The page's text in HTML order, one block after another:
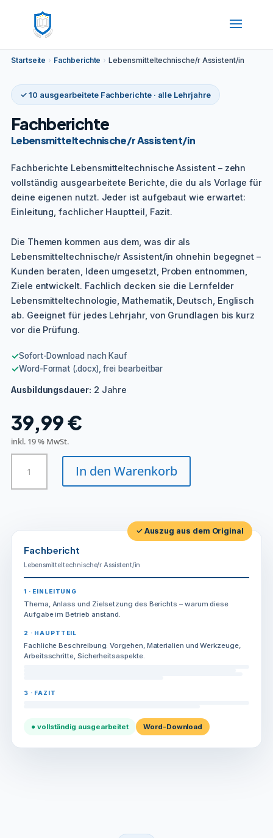
Startseite › Fachberichte › Lebensmitteltechnische/r Assistent/in
✓ 10 ausgearbeitete Fachberichte · alle Lehrjahre
Fachberichte
Lebensmitteltechnische/r Assistent/in
Fachberichte Lebensmitteltechnische Assistent – zehn
vollständig ausgearbeitete Berichte, die du als Vorlage für
deine eigenen nutzt. Jeder ist aufgebaut wie erwartet:
Einleitung, fachlicher Hauptteil, Fazit.
Die Themen kommen aus dem, was dir als
Lebensmitteltechnische/r Assistent/in ohnehin begegnet –
Kunden beraten, Ideen umgesetzt, Proben entnommen,
Ziele entwickelt. Fachlich decken sie die Lernfelder
Lebensmitteltechnologie, Mathematik, Deutsch, Englisch
ab. Geeignet für jedes Lehrjahr, von Grundlagen bis kurz
vor die Prüfung.
✓Sofort-Download nach Kauf
✓Word-Format (.docx), frei bearbeitbar
Ausbildungsdauer: 2 Jahre
39,99€
inkl. 19 % MwSt.
Lebensmitteltechnische/r
Assistent/in
Menge
In den Warenkorb
✓ Auszug aus dem Original
Fachbericht
Lebensmitteltechnische/r Assistent/in
1 · EINLEITUNG
Thema, Anlass und Zielsetzung des Berichts – warum diese
Aufgabe im Betrieb anstand.
2 · HAUPTTEIL
Fachliche Beschreibung: Vorgehen, Materialien und Werkzeuge,
Arbeitsschritte, Sicherheitsaspekte.
3 · FAZIT
● vollständig ausgearbeitet Word-Download